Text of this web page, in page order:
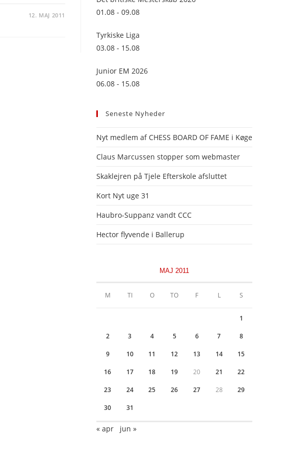
12. MAJ 2011
01.08 - 09.08
Tyrkiske Liga
03.08 - 15.08
Junior EM 2026
06.08 - 15.08
Seneste Nyheder
Nyt medlem af CHESS BOARD OF FAME i Køge
Claus Marcussen stopper som webmaster
Skaklejren på Tjele Efterskole afsluttet
Kort Nyt uge 31
Haubro-Suppanz vandt CCC
Hector flyvende i Ballerup
MAJ 2011
M TI O TO F L S
1
2 3 4 5 6 7 8
9 10 11 12 13 14 15
16 17 18 19 20 21 22
23 24 25 26 27 28 29
30 31
« apr jun »